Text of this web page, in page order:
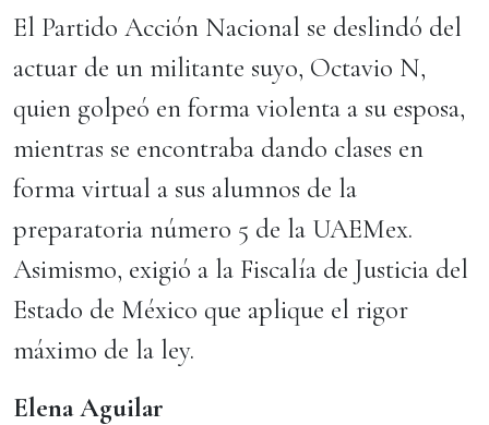
El Partido Acción Nacional se deslindó del
actuar de un militante suyo, Octavio N,
quien golpeó en forma violenta a su esposa,
mientras se encontraba dando clases en
forma virtual a sus alumnos de la
preparatoria número 5 de la UAEMex.
Asimismo, exigió a la Fiscalía de Justicia del
Estado de México que aplique el rigor
máximo de la ley.
Elena Aguilar